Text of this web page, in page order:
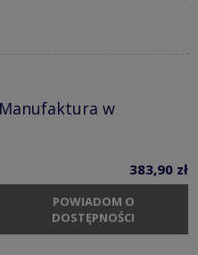
w
383,90 zł
POWIADOM O
DOSTĘPNOŚCI